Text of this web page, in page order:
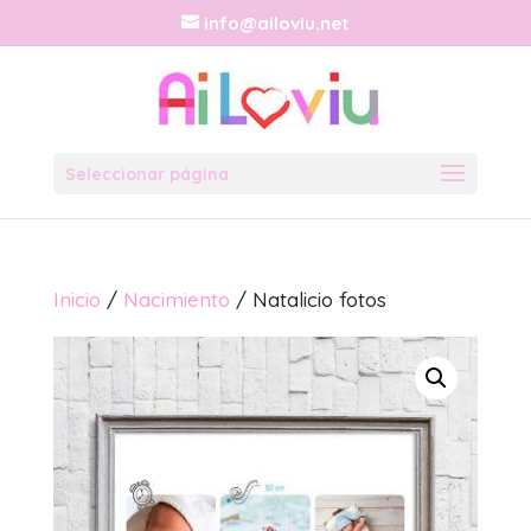
info@ailoviu.net
Seleccionar página
Inicio / Nacimiento / Natalicio fotos